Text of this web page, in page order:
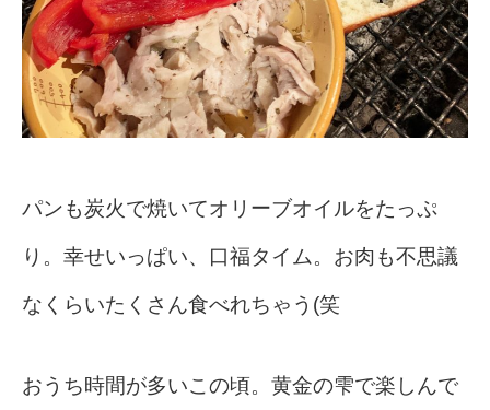
パンも炭火で焼いてオリーブオイルをたっぷ
り。幸せいっぱい、口福タイム。お肉も不思議
なくらいたくさん食べれちゃう(笑
おうち時間が多いこの頃。黄金の雫で楽しんで